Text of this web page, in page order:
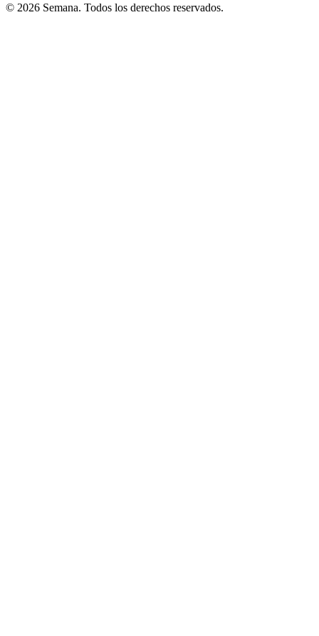
© 2026 Semana. Todos los derechos reservados.